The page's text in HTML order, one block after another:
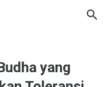
yang